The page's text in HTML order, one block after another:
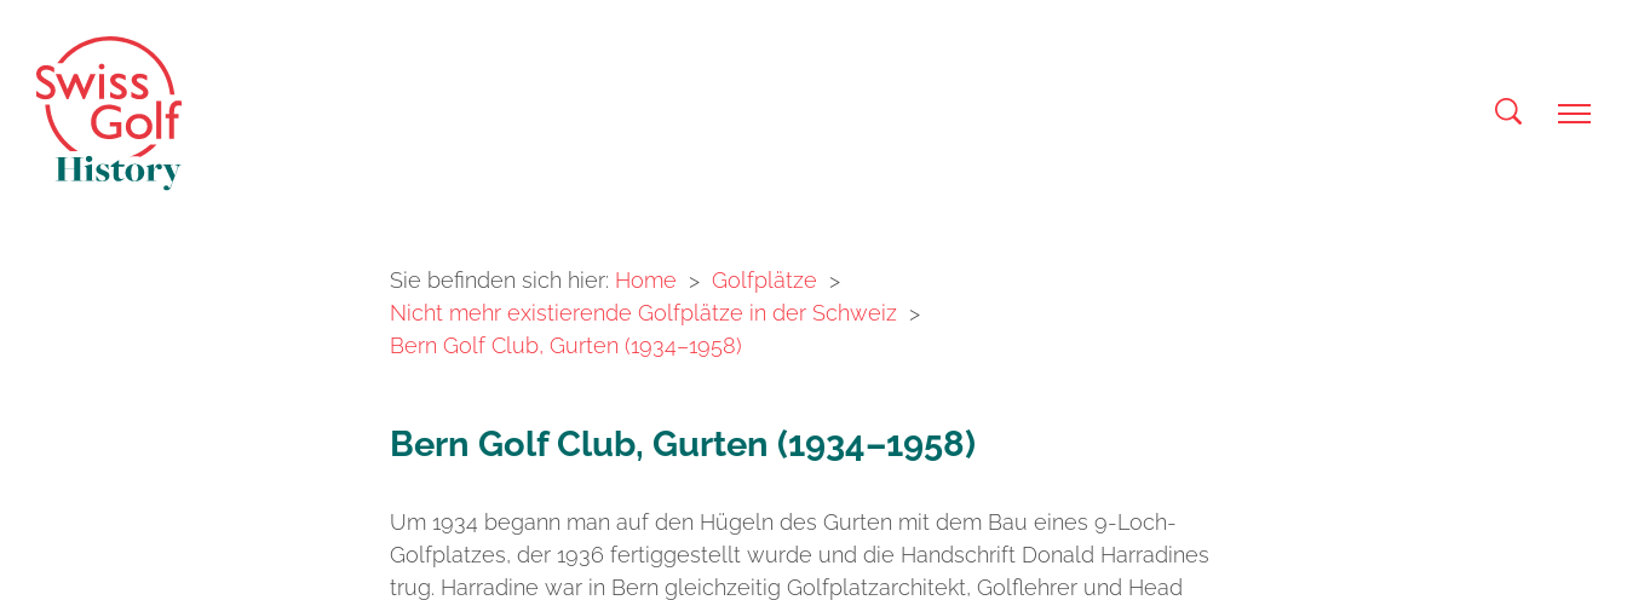
Sie befinden sich hier: Home > Golfplätze >
Nicht mehr existierende Golfplätze in der Schweiz >
Bern Golf Club, Gurten (1934–1958)
Bern Golf Club, Gurten (1934–1958)
Um 1934 begann man auf den Hügeln des Gurten mit dem Bau eines 9-Loch-
Golfplatzes, der 1936 fertiggestellt wurde und die Handschrift Donald Harradines
trug. Harradine war in Bern gleichzeitig Golfplatzarchitekt, Golflehrer und Head